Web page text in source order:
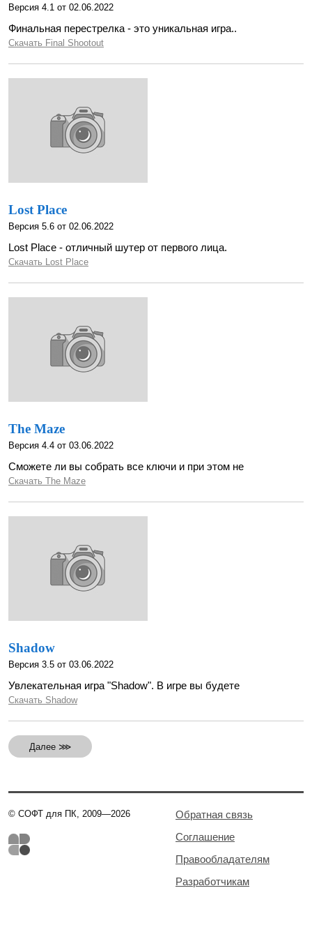
Версия 4.1 от 02.06.2022
Финальная перестрелка - это уникальная игра..
Скачать Final Shootout
Lost Place
Версия 5.6 от 02.06.2022
Lost Place - отличный шутер от первого лица.
Скачать Lost Place
The Maze
Версия 4.4 от 03.06.2022
Сможете ли вы собрать все ключи и при этом не
Скачать The Maze
Shadow
Версия 3.5 от 03.06.2022
Увлекательная игра "Shadow". В игре вы будете
Скачать Shadow
Далее ⋙
© СОФТ для ПК, 2009—2026
Обратная связь
Соглашение
Правообладателям
Разработчикам